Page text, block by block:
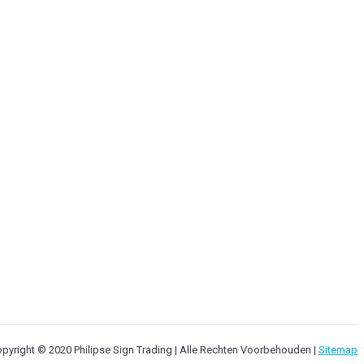
© 2020 Philipse Sign Trading | Alle Rechten Voorbehouden | Sitemap